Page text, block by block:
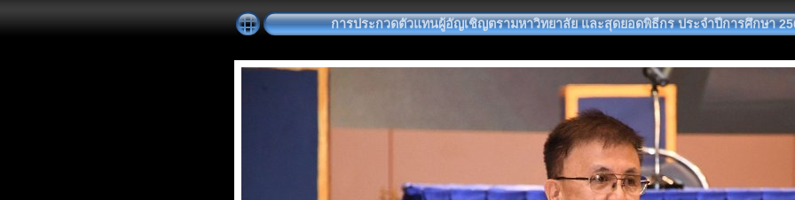
การประกวดตัวแทนผู้อัญเชิญตรามหาวิทยาลัย และสุดยอดพิธีกร ประจำปีการศึกษา